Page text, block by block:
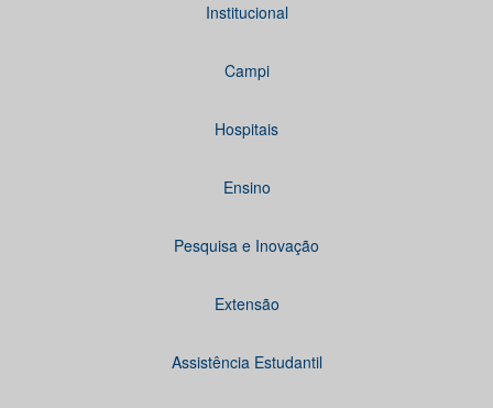
Institucional
Campi
Hospitais
Ensino
Pesquisa e Inovação
Extensão
Assistência Estudantil